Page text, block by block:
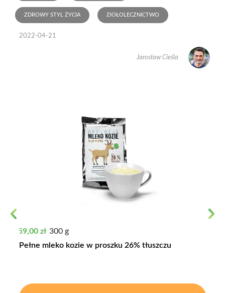
ZDROWY STYL ŻYCIA ZIOŁOLECZNICTWO
2022-04-21
Jarosław Cieśla
Cena
59,00 zł 300 g
Pełne mleko kozie w proszku 26% tłuszczu